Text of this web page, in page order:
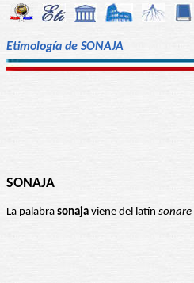
Etimología de SONAJA
SONAJA
La palabra sonaja viene del latín sonare